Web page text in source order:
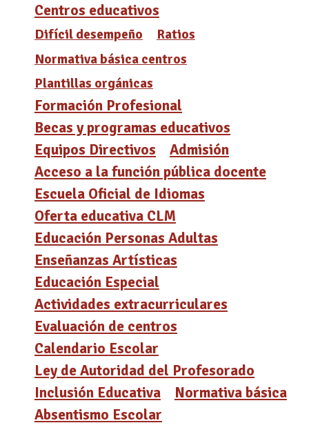
Centros educativos
Difícil desempeño
Ratios
Normativa básica centros
Plantillas orgánicas
Formación Profesional
Becas y programas educativos
Equipos Directivos
Admisión
Acceso a la función pública docente
Escuela Oficial de Idiomas
Oferta educativa CLM
Educación Personas Adultas
Enseñanzas Artísticas
Educación Especial
Actividades extracurriculares
Evaluación de centros
Calendario Escolar
Ley de Autoridad del Profesorado
Inclusión Educativa
Normativa básica
Absentismo Escolar